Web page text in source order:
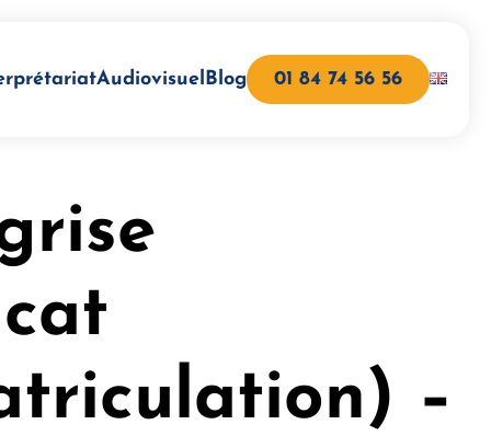
AudiovisuelBlog 01 84 74 56 56
–